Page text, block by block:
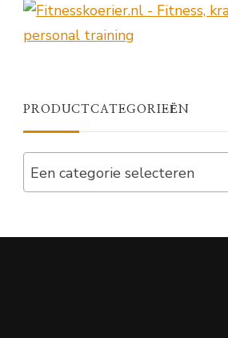
PRODUCTCATEGORIEËN
Een categorie selecteren